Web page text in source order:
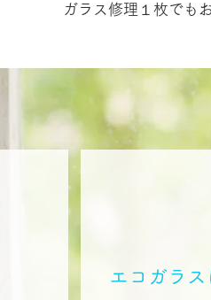
ガラス修理１枚でも
エコガラス